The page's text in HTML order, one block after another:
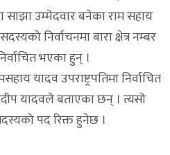
साझा उम्मेदवार बनेका राम सहाय
निर्वाचनमा बारा क्षेत्र नम्बर
भएका हुन् ।
यादव उपराष्ट्रपतिमा निर्वाचित
यादवले बताएका छन् । त्यसो
पद रिक्त हुनेछ ।